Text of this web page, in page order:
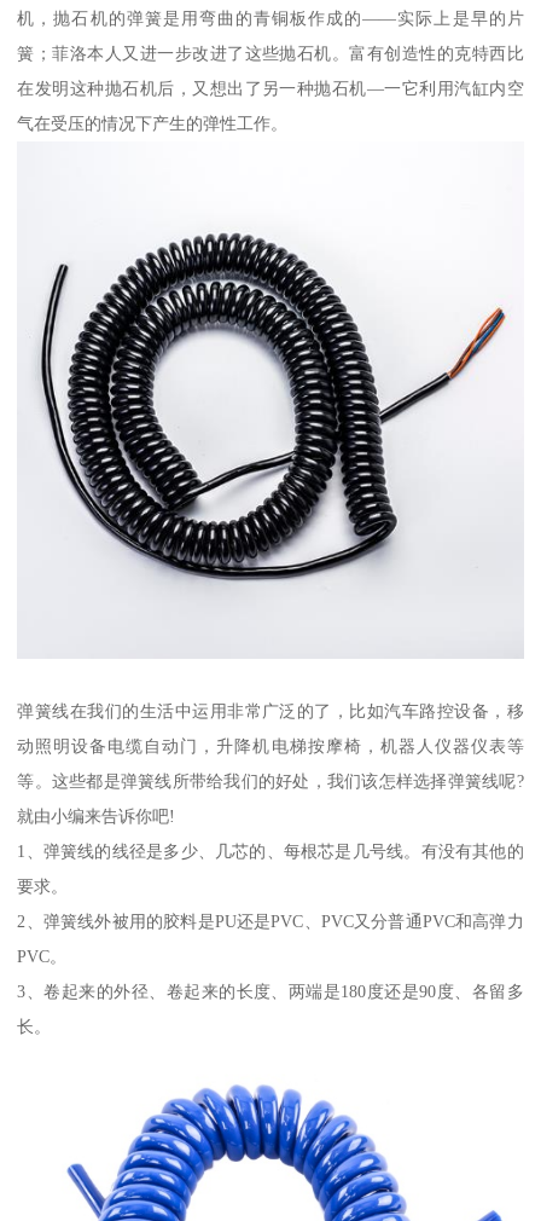
机，抛石机的弹簧是用弯曲的青铜板作成的——实际上是早的片
簧；菲洛本人又进一步改进了这些抛石机。富有创造性的克特西比
在发明这种抛石机后，又想出了另一种抛石机—一它利用汽缸内空
气在受压的情况下产生的弹性工作。
弹簧线在我们的生活中运用非常广泛的了，比如汽车路控设备，移
动照明设备电缆自动门，升降机电梯按摩椅，机器人仪器仪表等
等。这些都是弹簧线所带给我们的好处，我们该怎样选择弹簧线呢?
就由小编来告诉你吧!
1、弹簧线的线径是多少、几芯的、每根芯是几号线。有没有其他的
要求。
2、弹簧线外被用的胶料是PU还是PVC、PVC又分普通PVC和高弹力
PVC。
3、卷起来的外径、卷起来的长度、两端是180度还是90度、各留多
长。